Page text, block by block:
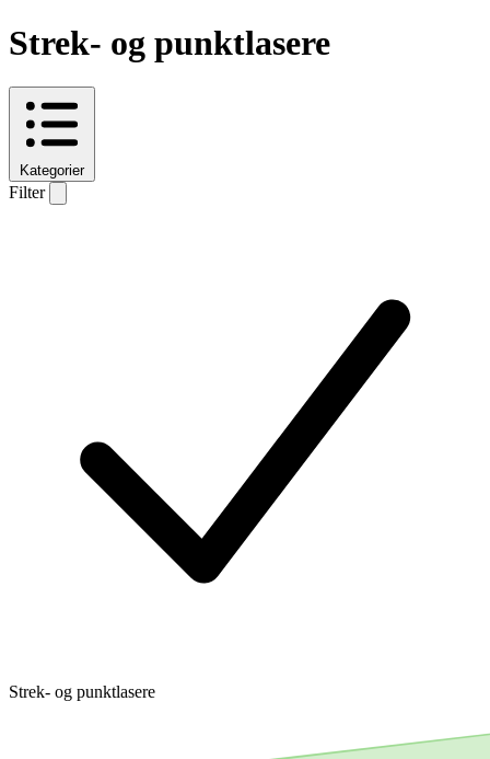
Strek- og punktlasere
Kategorier
Filter
Strek- og punktlasere